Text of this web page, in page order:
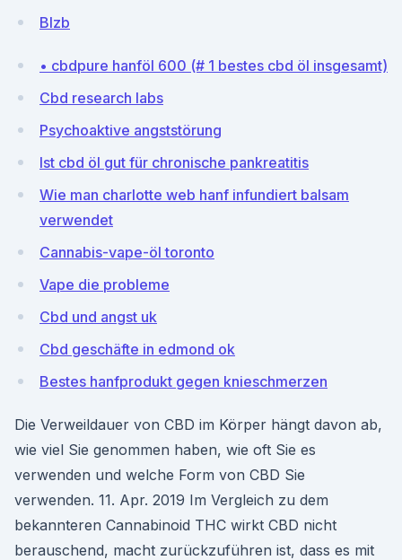
BIzb
• cbdpure hanföl 600 (# 1 bestes cbd öl insgesamt)
Cbd research labs
Psychoaktive angststörung
Ist cbd öl gut für chronische pankreatitis
Wie man charlotte web hanf infundiert balsam
verwendet
Cannabis-vape-öl toronto
Vape die probleme
Cbd und angst uk
Cbd geschäfte in edmond ok
Bestes hanfprodukt gegen knieschmerzen
Die Verweildauer von CBD im Körper hängt davon ab,
wie viel Sie genommen haben, wie oft Sie es
verwenden und welche Form von CBD Sie
verwenden. 11. Apr. 2019 Im Vergleich zu dem
bekannteren Cannabinoid THC wirkt CBD nicht
berauschend, macht zurückzuführen ist, dass es mit